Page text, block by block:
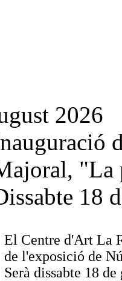
2026
"La
18
El Centre d'Art La
de l'exposició de
Serà dissabte 18